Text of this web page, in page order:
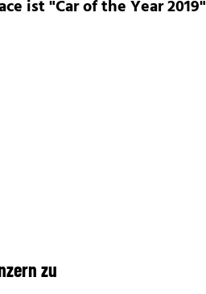
ist "Car of the Year 2019"
zu